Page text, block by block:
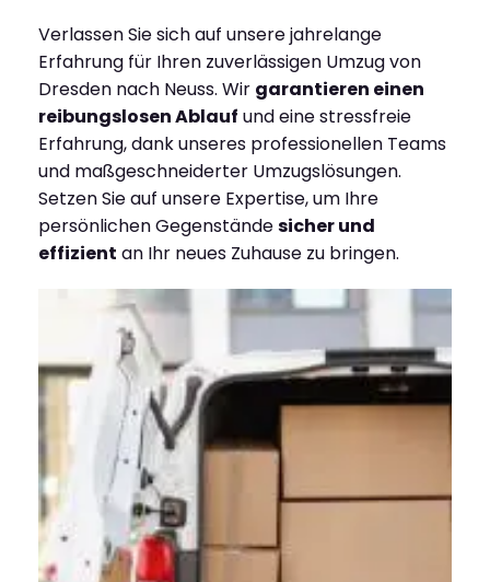
Verlassen Sie sich auf unsere jahrelange
Erfahrung für Ihren zuverlässigen Umzug von
Dresden nach Neuss. Wir garantieren einen
reibungslosen Ablauf und eine stressfreie
Erfahrung, dank unseres professionellen Teams
und maßgeschneiderter Umzugslösungen.
Setzen Sie auf unsere Expertise, um Ihre
persönlichen Gegenständesicher und
effizient an Ihr neues Zuhause zu bringen.